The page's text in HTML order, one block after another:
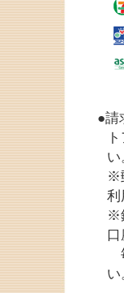
●請
い
※
利
※
い